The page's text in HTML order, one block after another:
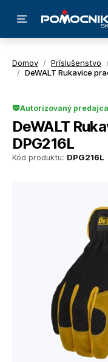
Domov / Príslušenstvo
/ DeWALT Rukavice
Kód produktu: DPG216L
Autorizovaný predajca
DeWALT
DPG216L